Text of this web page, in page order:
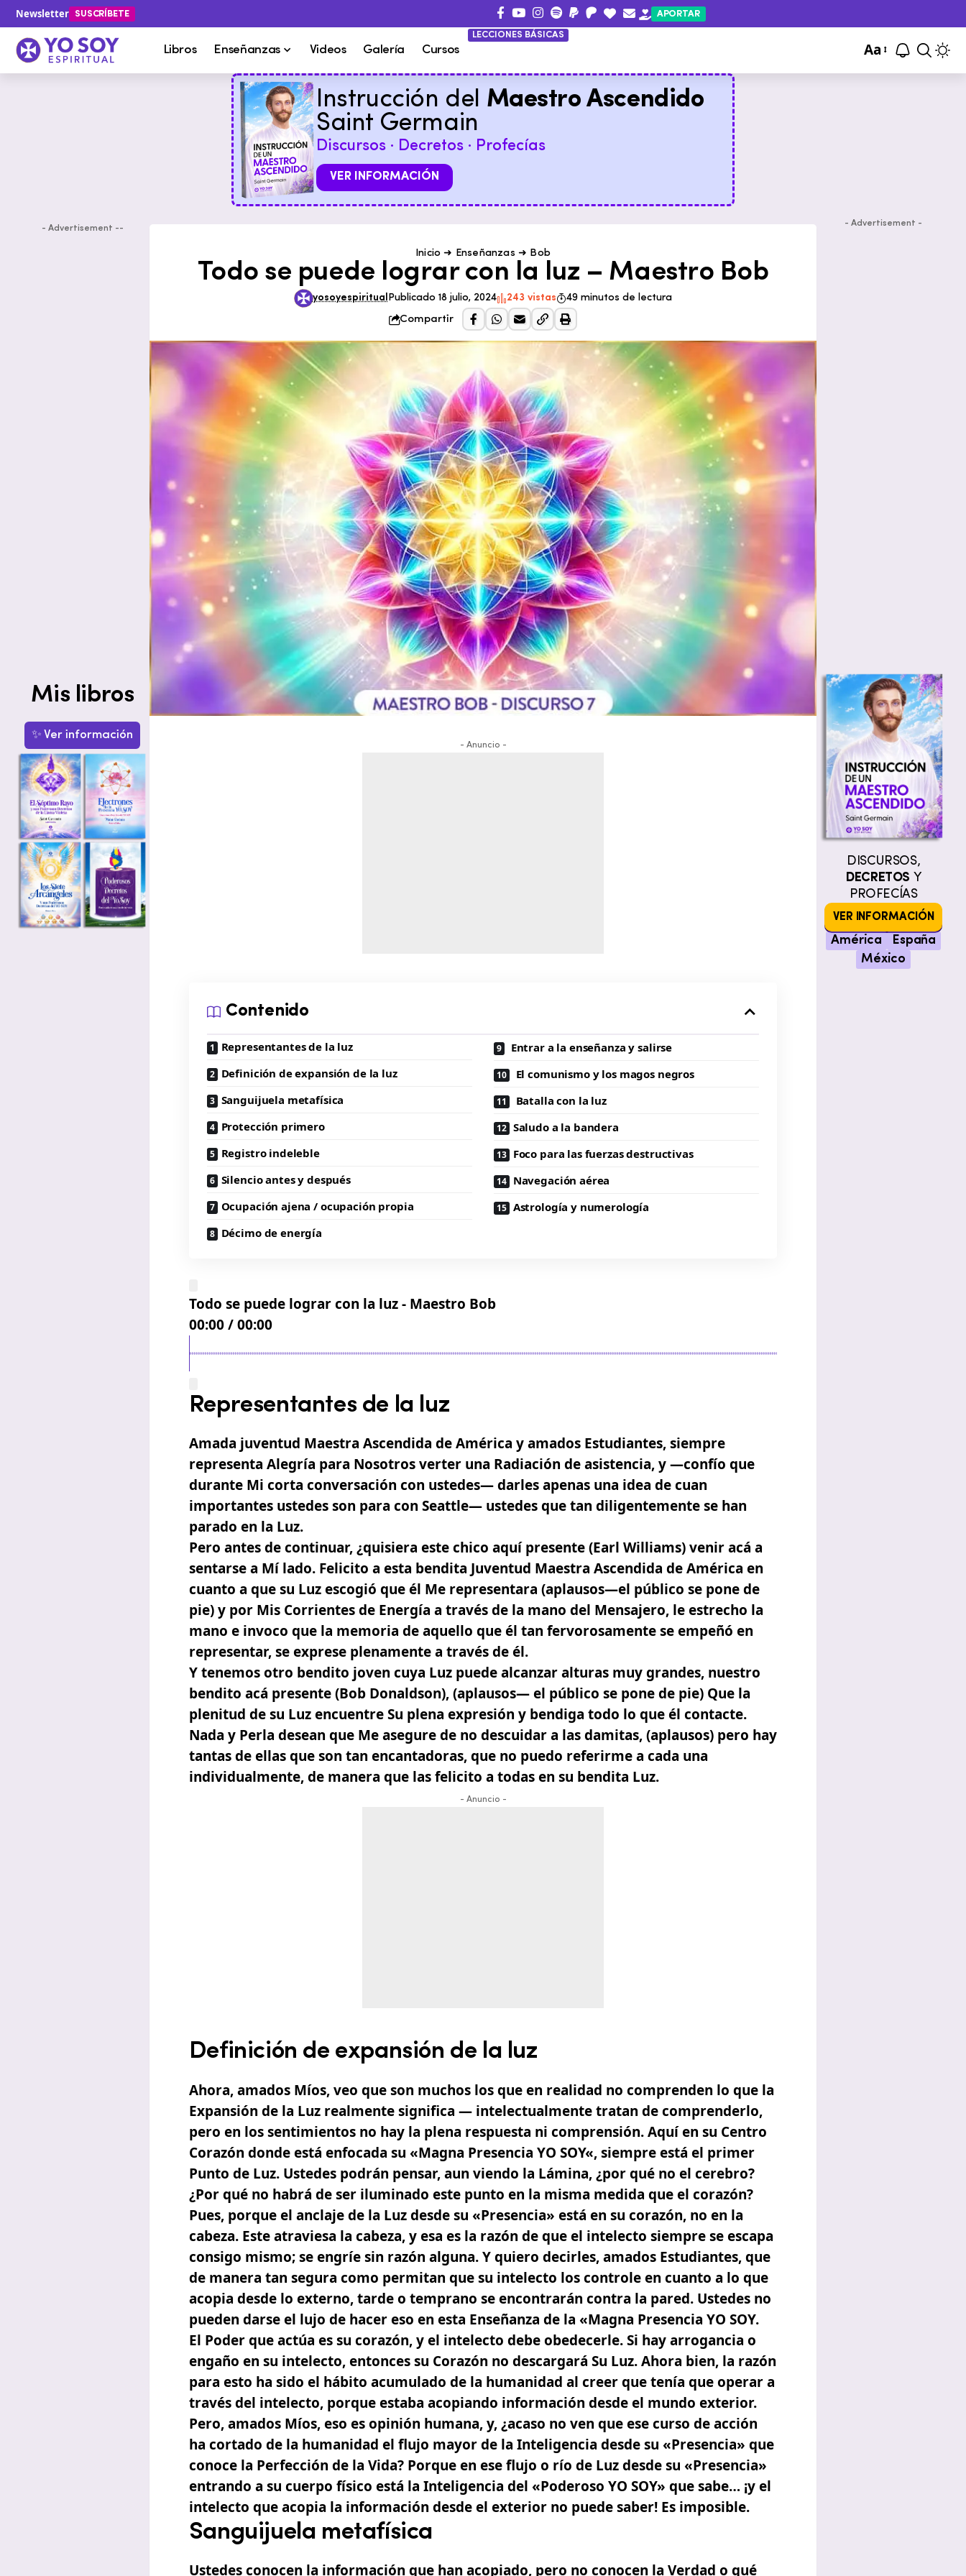
Newsletter SUSCRÍBETE APORTAR
Libros Enseñanzas Videos Galería Cursos
LECCIONES BÁSICAS
Aa
Instrucción del Maestro Ascendido
Saint Germain
Discursos · Decretos · Profecías
VER INFORMACIÓN
- Advertisement --
Mis libros
✨ Ver información
Inicio ➜ Enseñanzas ➜ Bob
Todo se puede lograr con la luz – Maestro Bob
yosoyespiritual Publicado 18 julio, 2024 243 vistas
49 minutos de lectura
Compartir
- Anuncio -
Contenido
Representantes de la luz
Definición de expansión de la luz
Sanguijuela metafísica
Protección primero
Registro indeleble
Silencio antes y después
Ocupación ajena / ocupación propia
Décimo de energía
Entrar a la enseñanza y salirse
El comunismo y los magos negros
Batalla con la luz
Saludo a la bandera
Foco para las fuerzas destructivas
Navegación aérea
Astrología y numerología
Todo se puede lograr con la luz - Maestro Bob
00:00 / 37:32
Representantes de la luz
Amada juventud Maestra Ascendida de América y amados Estudiantes, siempre
representa Alegría para Nosotros verter una Radiación de asistencia, y —confío que
durante Mi corta conversación con ustedes— darles apenas una idea de cuan
importantes ustedes son para con Seattle— ustedes que tan diligentemente se han
parado en la Luz.
Pero antes de continuar, ¿quisiera este chico aquí presente (Earl Williams) venir acá a
sentarse a Mí lado. Felicito a esta bendita Juventud Maestra Ascendida de América en
cuanto a que su Luz escogió que él Me representara (aplausos—el público se pone de
pie) y por Mis Corrientes de Energía a través de la mano del Mensajero, le estrecho la
mano e invoco que la memoria de aquello que él tan fervorosamente se empeñó en
representar, se exprese plenamente a través de él.
Y tenemos otro bendito joven cuya Luz puede alcanzar alturas muy grandes, nuestro
bendito acá presente (Bob Donaldson), (aplausos— el público se pone de pie) Que la
plenitud de su Luz encuentre Su plena expresión y bendiga todo lo que él contacte.
Nada y Perla desean que Me asegure de no descuidar a las damitas, (aplausos) pero hay
tantas de ellas que son tan encantadoras, que no puedo referirme a cada una
individualmente, de manera que las felicito a todas en su bendita Luz.
- Anuncio -
Definición de expansión de la luz
Ahora, amados Míos, veo que son muchos los que en realidad no comprenden lo que la
Expansión de la Luz realmente significa — intelectualmente tratan de comprenderlo,
pero en los sentimientos no hay la plena respuesta ni comprensión. Aquí en su Centro
Corazón donde está enfocada su «Magna Presencia YO SOY«, siempre está el primer
Punto de Luz. Ustedes podrán pensar, aun viendo la Lámina, ¿por qué no el cerebro?
¿Por qué no habrá de ser iluminado este punto en la misma medida que el corazón?
Pues, porque el anclaje de la Luz desde su «Presencia» está en su corazón, no en la
cabeza. Este atraviesa la cabeza, y esa es la razón de que el intelecto siempre se escapa
consigo mismo; se engríe sin razón alguna. Y quiero decirles, amados Estudiantes, que
de manera tan segura como permitan que su intelecto los controle en cuanto a lo que
acopia desde lo externo, tarde o temprano se encontrarán contra la pared. Ustedes no
pueden darse el lujo de hacer eso en esta Enseñanza de la «Magna Presencia YO SOY.
El Poder que actúa es su corazón, y el intelecto debe obedecerle. Si hay arrogancia o
engaño en su intelecto, entonces su Corazón no descargará Su Luz. Ahora bien, la razón
para esto ha sido el hábito acumulado de la humanidad al creer que tenía que operar a
través del intelecto, porque estaba acopiando información desde el mundo exterior.
Pero, amados Míos, eso es opinión humana, y, ¿acaso no ven que ese curso de acción
ha cortado de la humanidad el flujo mayor de la Inteligencia desde su «Presencia» que
conoce la Perfección de la Vida? Porque en ese flujo o río de Luz desde su «Presencia»
entrando a su cuerpo físico está la Inteligencia del «Poderoso YO SOY» que sabe… ¡y el
intelecto que acopia la información desde el exterior no puede saber! Es imposible.
Sanguijuela metafísica
Ustedes conocen la información que han acopiado, pero no conocen la Verdad o qué
- Advertisement -
DISCURSOS,
DECRETOS Y
PROFECÍAS
VER INFORMACIÓN
América
España
México